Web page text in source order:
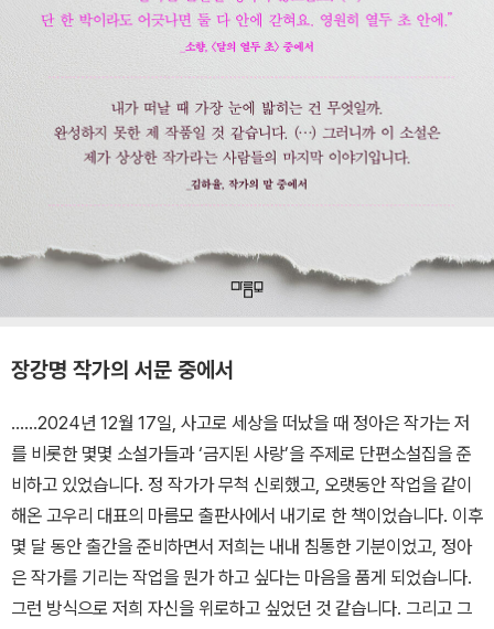
장강명 작가의 서문 중에서
……2024년 12월 17일, 사고로 세상을 떠났을 때 정아은 작가는 저
를 비롯한 몇몇 소설가들과 ‘금지된 사랑’을 주제로 단편소설집을 준
비하고 있었습니다. 정 작가가 무척 신뢰했고, 오랫동안 작업을 같이
해온 고우리 대표의 마름모 출판사에서 내기로 한 책이었습니다. 이후
몇 달 동안 출간을 준비하면서 저희는 내내 침통한 기분이었고, 정아
은 작가를 기리는 작업을 뭔가 하고 싶다는 마음을 품게 되었습니다.
그런 방식으로 저희 자신을 위로하고 싶었던 것 같습니다. 그리고 그